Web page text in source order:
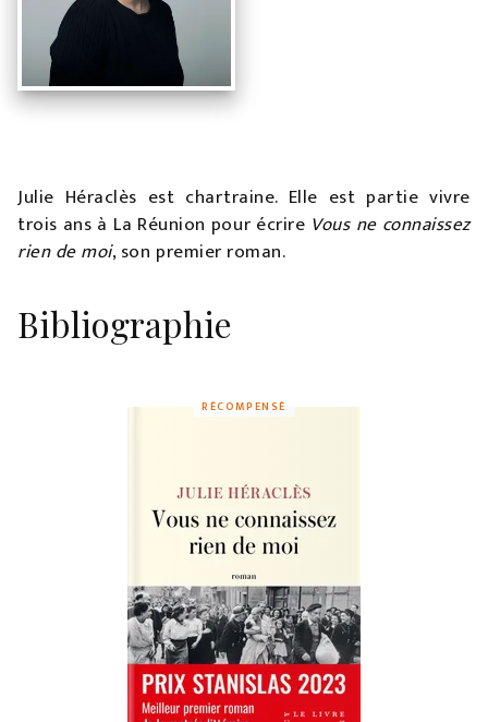
Julie Héraclès est chartraine. Elle est partie vivre
trois ans à La Réunion pour écrire Vous ne connaissez
rien de moi, son premier roman.
Bibliographie
RÉCOMPENSÉ